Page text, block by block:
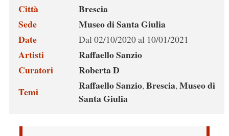
Città
Brescia
Sede
Museo di Santa Giulia
Date
Dal 02/10/2020 al 10/01/2021
Artisti
Raffaello Sanzio
Curatori
Roberta D
Temi
Raffaello Sanzio,Brescia,Museo di
Santa Giulia